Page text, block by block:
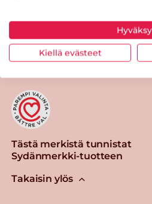
Jaa
Tästä merkistä tunnistat
Sydänmerkki-tuotteen
Takaisin ylös
Hyväksy
Kiellä evästeet